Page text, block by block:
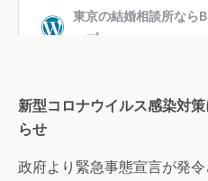
新型コロナウイルス感染対
らせ
政府より緊急事態宣言が発